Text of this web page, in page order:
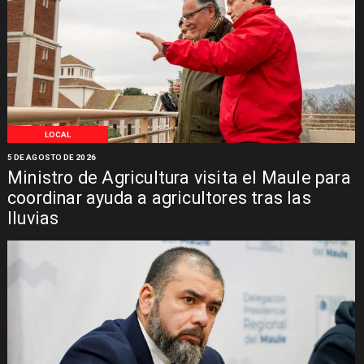
LOCAL
Ministro de Agricultura visita el Maule para
coordinar ayuda a agricultores tras las
lluvias
5 DE AGOSTO DE 2026